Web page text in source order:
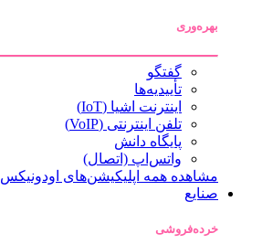
بهره‌وری
گفتگو
تأییدیه‌ها
اینترنت اشیا (IoT)
تلفن اینترنتی (VoIP)
پایگاه دانش
واتس‌اپ (اتصال)
مشاهده همه اپلیکیشن‌های اودونیکس
صنایع
خرده‌فروشی